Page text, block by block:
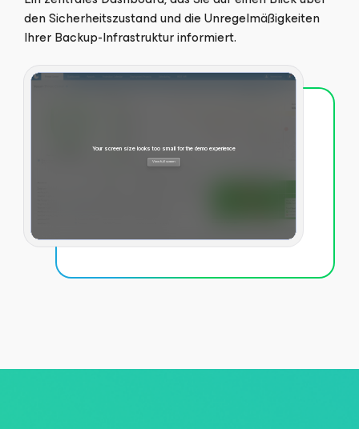
den Sicherheitszustand und die Unregelmäßigkeiten
Ihrer Backup-Infrastruktur informiert.